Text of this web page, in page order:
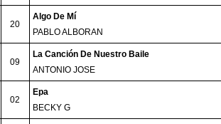
20
Algo De Mí
PABLO ALBORAN
09
La Canción De Nuestro Baile
ANTONIO JOSE
02
Epa
BECKY G